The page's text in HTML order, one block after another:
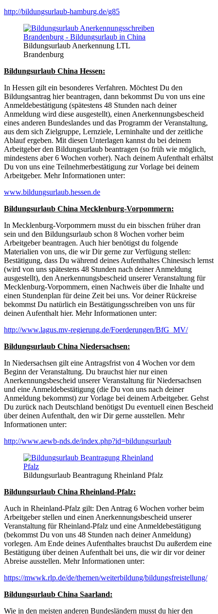
http://bildungsurlaub-hamburg.de/g85
Bildungsurlaub Anerkennung LTL
Brandenburg
Bildungsurlaub China Hessen:
In Hessen gilt ein besonderes Verfahren. Möchtest Du den
Bildungsantrag hier beantragen, dann bekommst Du von uns eine
Anmeldebestätigung (spätestens 48 Stunden nach deiner
Anmeldung wird diese ausgestellt), einen Anerkennungsbescheid
eines anderen Bundeslandes und das Programm der Veranstaltung,
aus dem sich Zielgruppe, Lernziele, Lerninhalte und der zeitliche
Ablauf ergeben. Mit diesen Unterlagen kannst du bei deinem
Arbeitgeber den Bildungsurlaub beantragen (so früh wie möglich,
mindestens aber 6 Wochen vorher). Nach deinem Aufenthalt erhältst
Du von uns eine Teilnehmerbestätigung zur Vorlage bei deinem
Arbeitgeber. Mehr Informationen unter:
www.bildungsurlaub.hessen.de
Bildungsurlaub China Mecklenburg-Vorpommern:
In Mecklenburg-Vorpommern musst du ein bisschen früher dran
sein und den Bildungsurlaub schon 8 Wochen vorher beim
Arbeitgeber beantragen. Auch hier benötigst du folgende
Materialien von uns, die wir Dir gerne zur Verfügung stellen:
Bestätigung, dass Du während deines Aufenthaltes Chinesisch lernst
(wird von uns spätestens 48 Stunden nach deiner Anmeldung
ausgestellt), den Anerkennungsbescheid unserer Veranstaltung für
Mecklenburg-Vorpommern, einen Nachweis über die Inhalte und
einen Stundenplan für deine Zeit bei uns. Vor deiner Rückreise
bekommst Du natürlich ein Bestätigungsschreiben von uns für
deinen Aufenthalt hier. Mehr Informationen unter:
http://www.lagus.mv-regierung.de/Foerderungen/BfG_MV/
Bildungsurlaub China Niedersachsen:
In Niedersachsen gilt eine Antragsfrist von 4 Wochen vor dem
Beginn der Veranstaltung. Du brauchst hier nur einen
Anerkennungsbescheid unserer Veranstaltung für Niedersachsen
und eine Anmeldebestätigung (die Du von uns nach deiner
Anmeldung bekommst) zur Vorlage bei deinem Arbeitgeber. Gehst
Du zurück nach Deutschland benötigst Du eventuell einen Bescheid
über deinen Aufenthalt, den wir Dir gerne ausstellen. Mehr
Informationen unter:
http://www.aewb-nds.de/index.php?id=bildungsurlaub
Bildungsurlaub Beantragung Rheinland Pfalz
Bildungsurlaub China Rheinland-Pfalz:
Auch in Rheinland-Pfalz gilt: Den Antrag 6 Wochen vorher beim
Arbeitgeber stellen und einen Anerkennungsbescheid unserer
Veranstaltung für Rheinland-Pfalz und eine Anmeldebestätigung
(bekommst Du von uns 48 Stunden nach deiner Anmeldung)
vorlegen. Am Ende deines Aufenthaltes brauchst Du außerdem eine
Bestätigung über deinen Aufenthalt bei uns, die wir dir vor deiner
Abreise ausstellen. Mehr Informationen unter:
https://mwwk.rlp.de/de/themen/weiterbildung/bildungsfreistellung/
Bildungsurlaub China Saarland:
Wie in den meisten anderen Bundesländern musst du hier den